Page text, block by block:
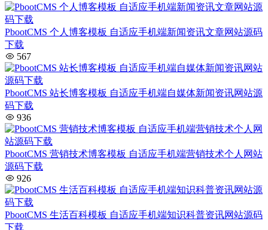
PbootCMS 个人博客模板 自适应手机端新闻资讯文章网站源码
下载
567
PbootCMS 站长博客模板 自适应手机端自媒体新闻资讯网站源
码下载
936
PbootCMS 营销技术博客模板 自适应手机端营销技术个人网站
源码下载
926
PbootCMS 生活百科模板 自适应手机端知识科普资讯网站源码
下载